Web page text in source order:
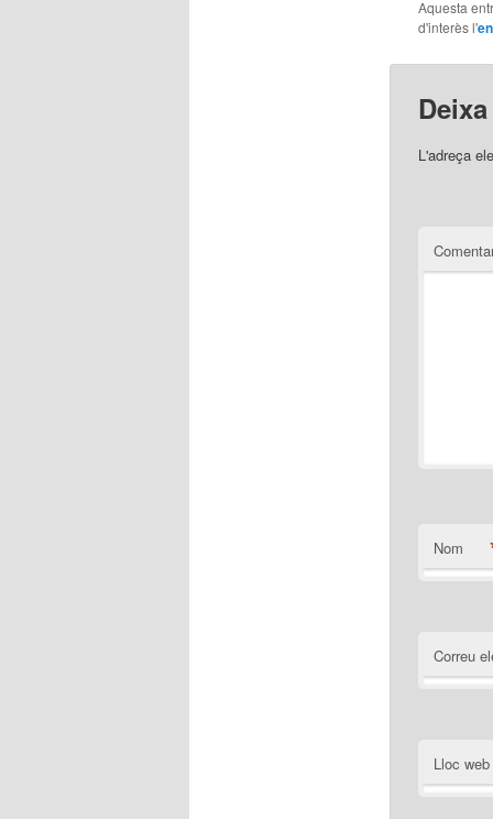
Aquesta
d'interès l'
L'adreça
Nom
Correu
Lloc web